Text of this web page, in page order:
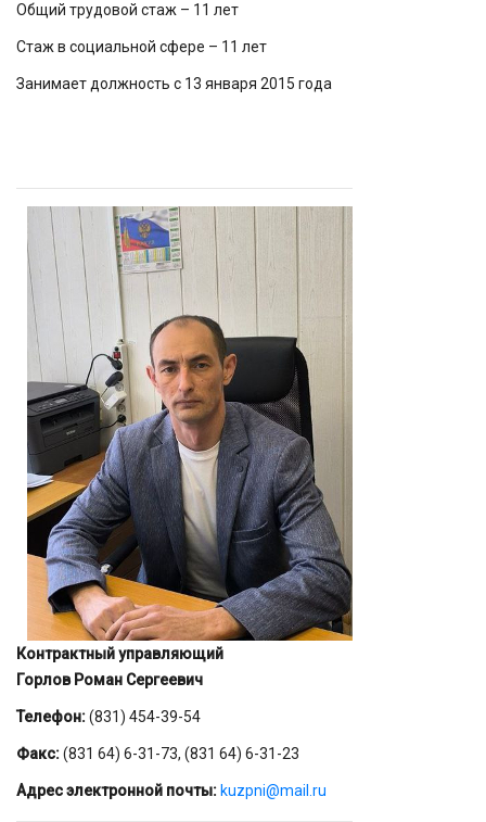
Общий трудовой стаж – 11 лет
Стаж в социальной сфере – 11 лет
Занимает должность с 13 января 2015 года
Контрактный управляющий
Горлов Роман Сергеевич
Телефон:(831) 454-39-54
Факс:(831 64) 6-31-73, (831 64) 6-31-23
Адрес электронной почты: kuzpni@mail.ru